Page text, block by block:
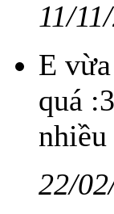
11/
E
quá
22/